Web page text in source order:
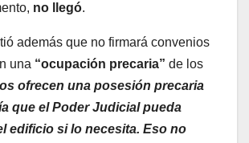
no llegó.
además que no firmará convenios
una “ocupación precaria” de los
ofrecen una posesión precaria
que el Poder Judicial pueda
edificio si lo necesita. Eso no